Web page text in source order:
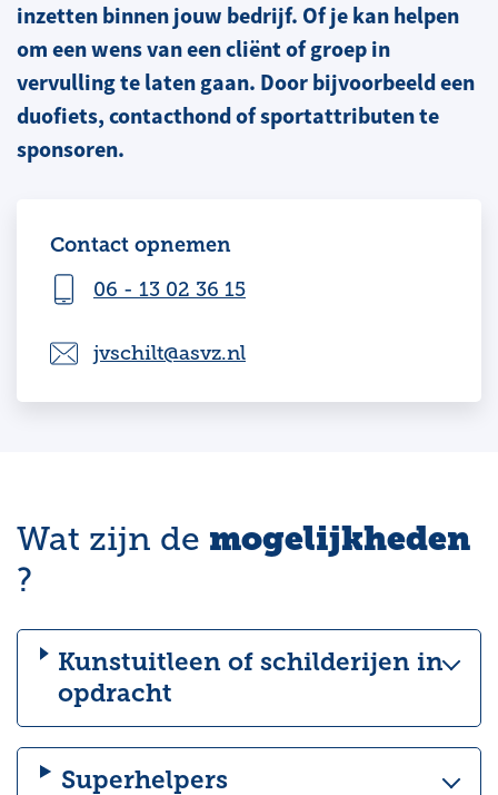
inzetten binnen jouw bedrijf. Of je kan helpen
om een wens van een cliënt of groep in
vervulling te laten gaan. Door bijvoorbeeld een
duofiets, contacthond of sportattributen te
sponsoren.
Contact opnemen
06 - 13 02 36 15
jvschilt@asvz.nl
Wat zijn de mogelijkheden
?
Kunstuitleen of schilderijen in
opdracht
Superhelpers